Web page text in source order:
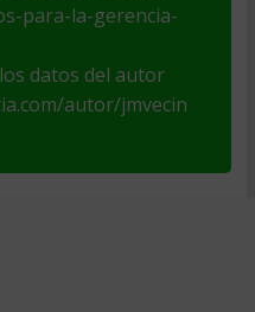
para-la-gerencia-
datos del autor
autor/jmvecin